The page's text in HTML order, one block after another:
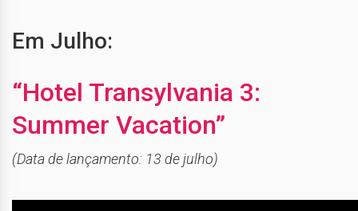
Em Julho:
“Hotel Transylvania 3:
Summer Vacation”
(Data de lançamento: 13 de julho)